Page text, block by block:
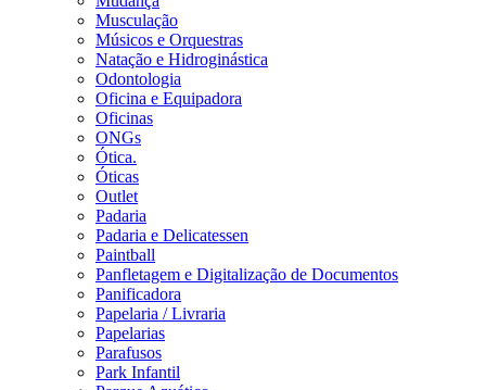
Musculação
Músicos e Orquestras
Natação e Hidroginástica
Odontologia
Oficina e Equipadora
Oficinas
ONGs
Ótica.
Óticas
Outlet
Padaria
Padaria e Delicatessen
Paintball
Panfletagem e Digitalização de Documentos
Panificadora
Papelaria / Livraria
Papelarias
Parafusos
Park Infantil